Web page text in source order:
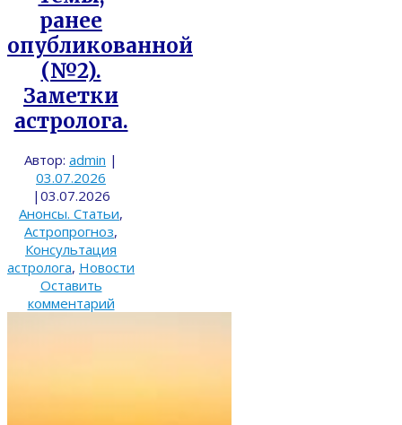
ранее
опубликованной
(№2).
Заметки
астролога.
Автор: admin |
03.07.2026
| 03.07.2026
Анонсы. Статьи,
Астропрогноз,
Консультация
астролога, Новости
Оставить
комментарий